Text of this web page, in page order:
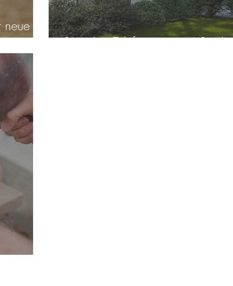
neue
Sprecher Telefonansage | Stocky